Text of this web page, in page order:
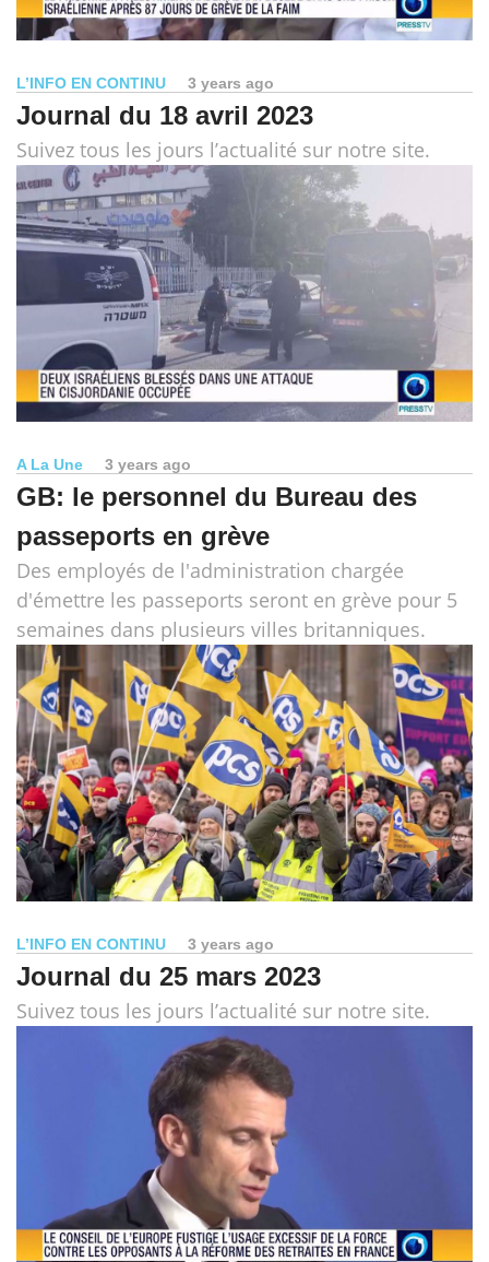
L’INFO EN CONTINU 3 years ago
Journal du 18 avril 2023
Suivez tous les jours l’actualité sur notre site.
A La Une 3 years ago
GB: le personnel du Bureau des
passeports en grève
Des employés de l'administration chargée
d'émettre les passeports seront en grève pour 5
semaines dans plusieurs villes britanniques.
L’INFO EN CONTINU 3 years ago
Journal du 25 mars 2023
Suivez tous les jours l’actualité sur notre site.